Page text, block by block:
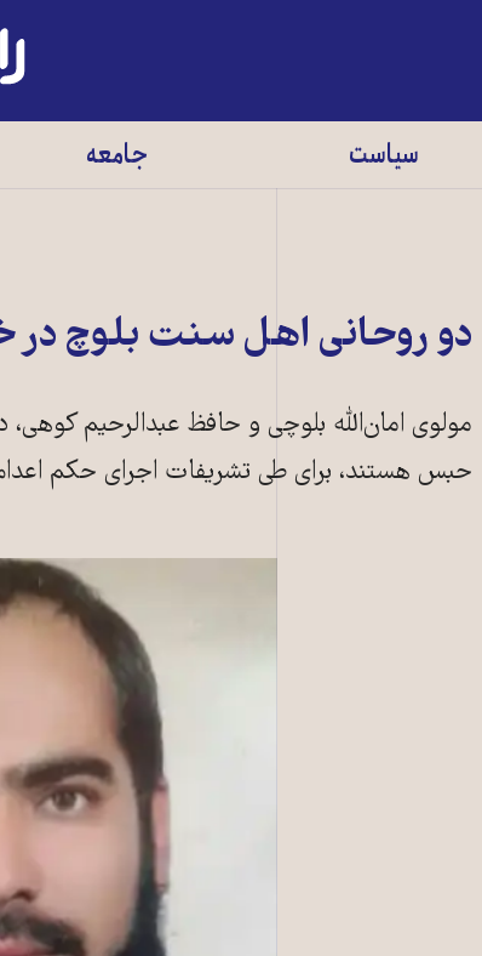
رادیو
زمانه
سیاست جامعه
دو روحانی اهل سنت بلوچ در
مولوی امان‌الله بلوچی و حافظ عبدالرحیم
حبس هستند، برای طی تشریفات اجرای حکم